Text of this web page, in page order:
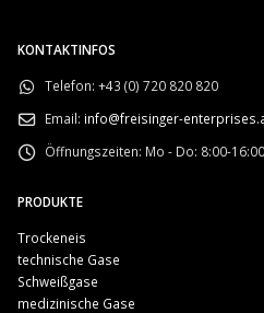
KONTAKTINFOS
Telefon: +43 (0) 720 820 820
Email: info@freisinger-
Öffnungszeiten: Mo - Do: 8:00-
PRODUKTE
Trockeneis
technische Gase
Schweißgase
medizinische Gase